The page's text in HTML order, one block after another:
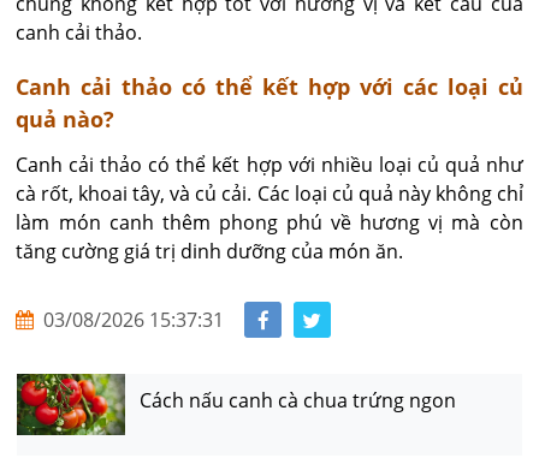
canh cải thảo.
Canh cải thảo có thể kết hợp với các loại củ
quả nào?
Canh cải thảo có thể kết hợp với nhiều loại củ quả như
cà rốt, khoai tây, và củ cải. Các loại củ quả này không chỉ
làm món canh thêm phong phú về hương vị mà còn
tăng cường giá trị dinh dưỡng của món ăn.
03/08/2026 15:37:31
Cách nấu canh cà chua trứng ngon